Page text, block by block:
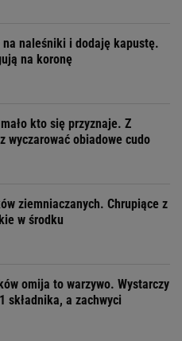
na naleśniki i dodaję kapustę.
na koronę
kto się przyznaje. Z
wyczarować obiadowe cudo
ziemniaczanych. Chrupiące z
w środku
omija to warzywo. Wystarczy
składnika, a zachwyci